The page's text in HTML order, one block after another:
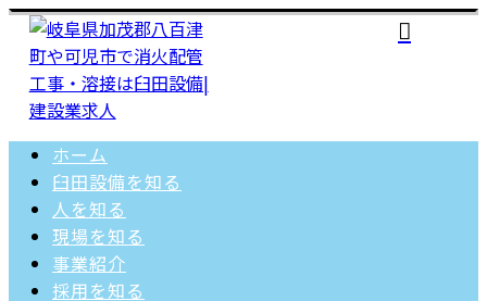
ホーム
臼田設備を知る
人を知る
現場を知る
事業紹介
採用を知る